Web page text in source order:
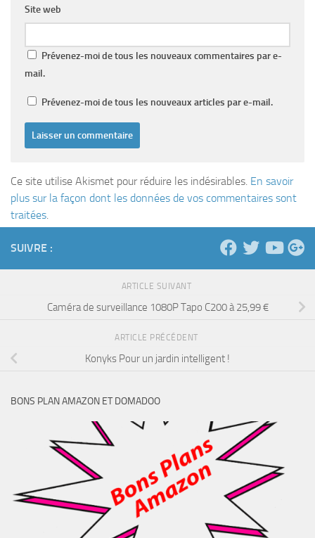
Site web
Prévenez-moi de tous les nouveaux commentaires par e-
mail.
Prévenez-moi de tous les nouveaux articles par e-mail.
Ce site utilise Akismet pour réduire les indésirables. En savoir
plus sur la façon dont les données de vos commentaires sont
traitées.
SUIVRE :
ARTICLE SUIVANT
Caméra de surveillance 1080P Tapo C200 à 25,99 €
ARTICLE PRÉCÉDENT
Konyks Pour un jardin intelligent !
BONS PLAN AMAZON ET DOMADOO